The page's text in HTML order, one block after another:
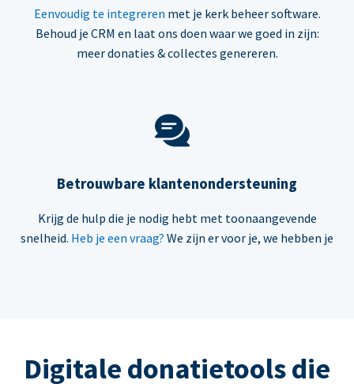
Eenvoudig te integreren met je kerk beheer software.
Behoud je CRM en laat ons doen waar we goed in zijn:
meer donaties & collectes genereren.
Betrouwbare klantenondersteuning
Krijg de hulp die je nodig hebt met toonaangevende
snelheid. Heb je een vraag? We zijn er voor je, we hebben je
Digitale donatietools die